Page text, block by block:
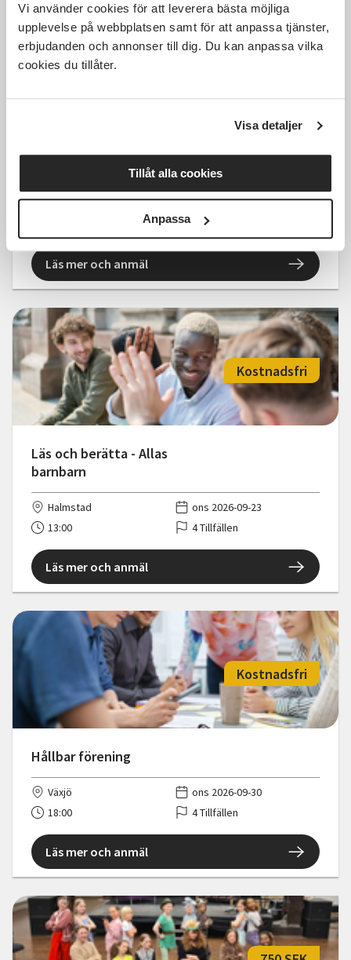
Vi använder cookies för att leverera bästa möjliga
upplevelse på webbplatsen samt för att anpassa tjänster,
erbjudanden och annonser till dig. Du kan anpassa vilka
cookies du tillåter.
Visa detaljer
Tillåt alla cookies
Anpassa
Gravid-HarmonyYoga i Östersund
start 2 september
Östersund
ons 2026-09-02
Läs mer och anmäl
Läs och berätta - Allas
barnbarn
Kostnadsfri
Halmstad
ons 2026-09-23
13:00
4 Tillfällen
Läs mer och anmäl
Hållbar förening
Kostnadsfri
Växjö
ons 2026-09-30
18:00
4 Tillfällen
Läs mer och anmäl